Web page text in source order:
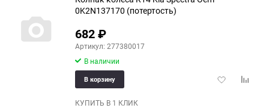
0K2N137170 (потертость)
682₽
Артикул: 277380017
В наличии
Добавить
В корзину
КУПИТЬ В 1 КЛИК